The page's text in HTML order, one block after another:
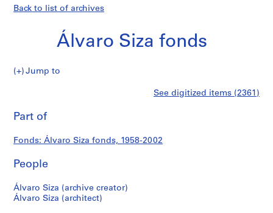
Back to list of archives
Álvaro Siza fonds
Álvaro
Jump to
i
s
:
r
c
Siza
fonds
See digitized items (2361)
Part of
Fonds: Álvaro Siza fonds, 1958-2002
People
Álvaro Siza (archive creator)
Álvaro Siza (architect)